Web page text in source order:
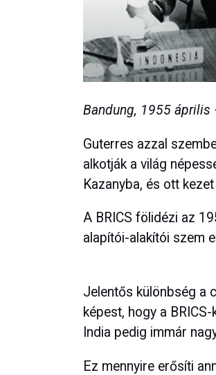
Bandung, 1955 április
Guterres azzal
alkotják a világ
Kazanyba, és ott
A BRICS fölidézi az
alapítói-alakítói szem
Jelentős különbség a
képest, hogy a
India pedig immár
Ez mennyire erősíti